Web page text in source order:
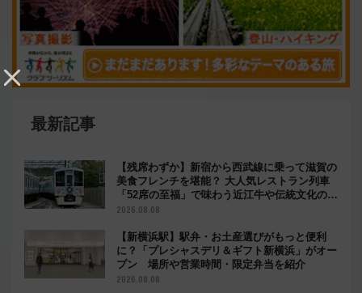
最新記事
【残席わずか】新宿から西武線に乗って滋賀の
美食フレンチを堪能？ 大人気レストラン列車
「52席の至福」で味わう近江牛や伝統文化の特
別コラボ
2026.08.08
【新横浜駅】駅弁・お土産選びがもっと便利
に？「プレシャスデリ＆ギフト新横浜」がオー
プン 場所や営業時間・限定弁当を紹介
2026.08.08